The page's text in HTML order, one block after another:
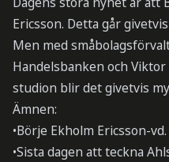
Ericsson. Detta går
Men med
Handelsbanken och
studion blir det givetvis
Ämnen:
•Börje Ekholm Ericsson-vd.
•Sista dagen att teckna